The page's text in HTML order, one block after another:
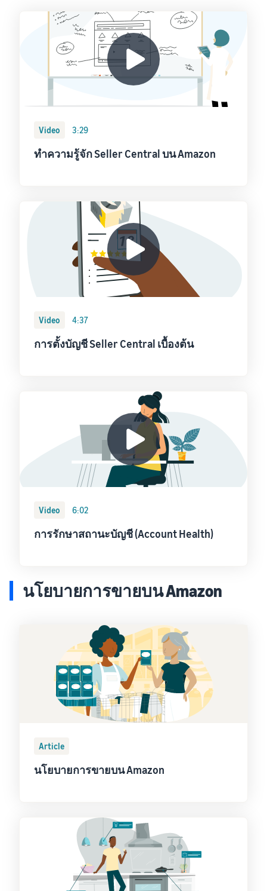
Video 3:29
ทำความรู้จัก Seller Central บน Amazon
Video 4:37
การตั้งบัญชี Seller Central เบื้องต้น
Video 6:02
การรักษาสถานะบัญชี (Account Health)
นโยบายการขายบน Amazon
Article
นโยบายการขายบน Amazon